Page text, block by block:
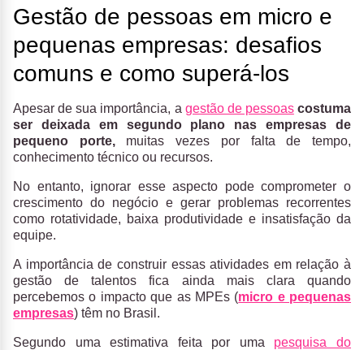
Gestão de pessoas em micro e
pequenas empresas: desafios
comuns e como superá-los
Apesar de sua importância, a gestão de pessoascostuma
ser deixada em segundo plano nas empresas de
pequeno porte,muitas vezes por falta de tempo,
conhecimento técnico ou recursos.
No entanto, ignorar esse aspecto pode comprometer o
crescimento do negócio e gerar problemas recorrentes
como rotatividade, baixa produtividade e insatisfação da
equipe.
A importância de construir essas atividades em relação à
gestão de talentos fica ainda mais clara quando
percebemos o impacto que as MPEs (micro e pequenas
empresas) têm no Brasil.
Segundo uma estimativa feita por uma
pesquisa do